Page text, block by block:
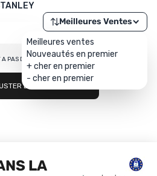
Meilleures Ventes
Meilleures ventes
Nouveautés en premier
+ cher en premier
- cher en premier
PAS DE RÉSULTAT…
LES FILTRES